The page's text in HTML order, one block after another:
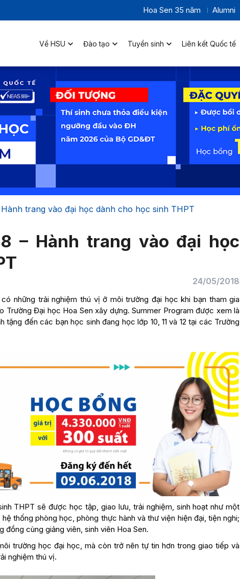
Hoa Sen 35 năm Alumni
Về HSU Đào tạo Tuyển sinh Liên kết Quốc tế
trang vào đại học dành cho học sinh THPT
– Hành trang vào đại học
24/05/2018
những trải nghiệm thú vị ở môi trường đại học khi bạn tham gia
Trường Đại học Hoa Sen xây dựng. Summer Program được xem là
đến các bạn học sinh đang học lớp 10, 11 và 12 tại các Trường
THPT sẽ được học tập, giao lưu, trải nghiệm, sinh hoạt như một
thống phòng học, phòng thực hành và thư viện hiện đại, tiện nghi;
cùng giảng viên, sinh viên Hoa Sen.
trường học đại học, mà còn trở nên tự tin hơn trong giao tiếp và
nghiệm thú vị.